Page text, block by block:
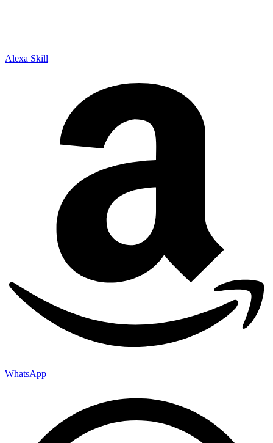
Alexa Skill
WhatsApp